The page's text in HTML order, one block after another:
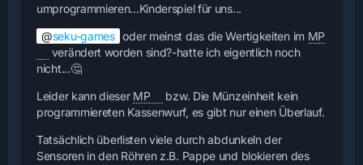
umprogrammieren...Kinderspiel für uns...
seku-games oder meinst das die Wertigkeiten im MP
verändert worden sind?-hatte ich eigentlich noch
nicht...🤔
Leider kann dieser MP
bzw. Die Münzeinheit kein
programmiereten Kassenwurf, es gibt nur einen Überlauf.
Tatsächlich überlisten viele durch abdunkeln der
Sensoren in den Röhren z.B. Pappe und blokieren des